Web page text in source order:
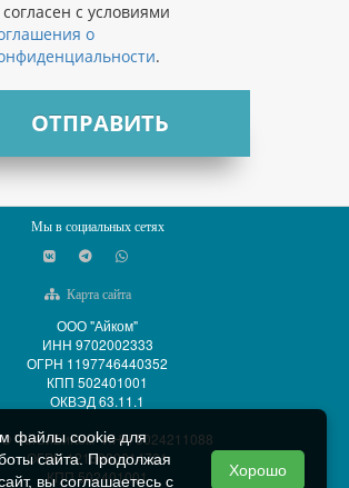
с условиями
о
.
ОТПРАВИТЬ
Мы в социальных сетях
Карта сайта
ООО "Айком"
ИНН 9702002333
ОГРН 1197746440352
КПП 502401001
ОКВЭД 63.11.1
"АйСиБиКом" ИНН 5024211088
ОГРН 1215000014701
КПП 502401001
файлы cookie для
сайта. Продолжая
вы соглашаетесь с
Хорошо